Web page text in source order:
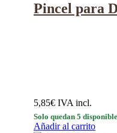
Pincel para
5,85€ IVA incl.
Solo quedan 5
Añadir al carrito